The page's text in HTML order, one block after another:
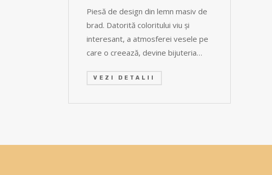
Piesă de design din lemn masiv de
brad. Datorită coloritului viu şi
interesant, a atmosferei vesele pe
care o creează, devine bijuteria…
VEZI DETALII